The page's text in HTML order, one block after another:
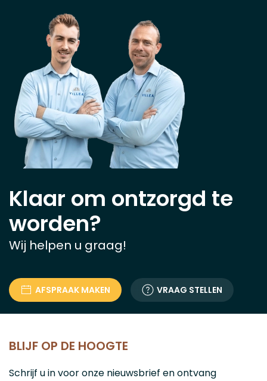
Klaar om ontzorgd te
worden?
Wij helpen u graag!
AFSPRAAK MAKEN VRAAG STELLEN
BLIJF OP DE HOOGTE
Schrijf u in voor onze nieuwsbrief en ontvang